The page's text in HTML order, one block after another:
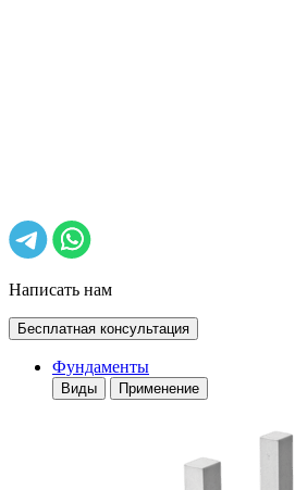
Написать нам
Бесплатная консультация
Фундаменты
Виды Применение